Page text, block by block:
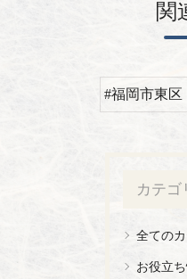
関
#福岡市東区
カテゴ
全ての
お役立